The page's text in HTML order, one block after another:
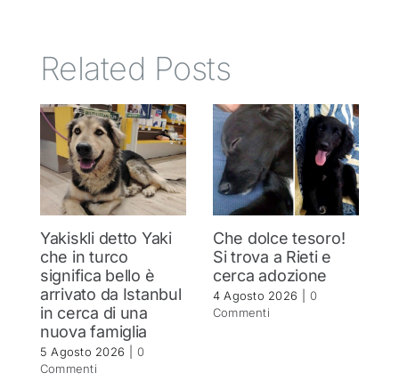
Related Posts
Yakiskli detto Yaki
che in turco
significa bello è
arrivato da Istanbul
in cerca di una
nuova famiglia
5 Agosto 2026
0
Commenti
Che dolce tesoro!
Si trova a Rieti e
cerca adozione
4 Agosto 2026
0
Commenti